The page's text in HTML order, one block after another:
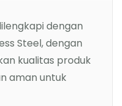
dengan
Steel, dengan
kualitas produk
aman untuk